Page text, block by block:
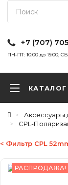
+7 (707)
ПН-ПТ: 10:00 до 19:00;
Аксессуары
CPL-
< Фильтр CPL
РАСПРОДАЖА!